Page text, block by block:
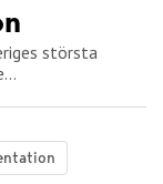
största